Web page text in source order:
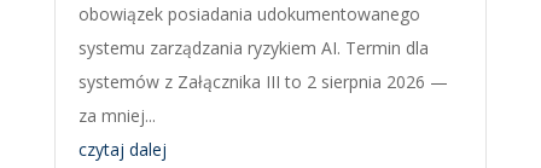
obowiązek posiadania udokumentowanego
systemu zarządzania ryzykiem AI. Termin dla
systemów z Załącznika III to 2 sierpnia 2026 —
za mniej...
czytaj dalej